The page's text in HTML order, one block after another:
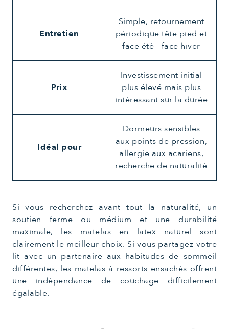
Entretien
Simple, retournement
périodique tête pied et
face été - face hiver
Prix
Investissement initial
plus élevé mais plus
intéressant sur la durée
Idéal pour
Dormeurs sensibles
aux points de pression,
allergie aux acariens,
recherche de naturalité
Si vous recherchez avant tout la naturalité, un
soutien ferme ou médium et une durabilité
maximale, les matelas en latex naturel sont
clairement le meilleur choix. Si vous partagez votre
lit avec un partenaire aux habitudes de sommeil
différentes, les matelas à ressorts ensachés offrent
une indépendance de couchage difficilement
égalable.